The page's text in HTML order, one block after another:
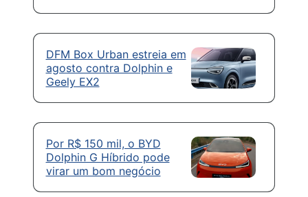
DFM Box Urban estreia em
agosto contra Dolphin e
Geely EX2
Por R$ 150 mil, o BYD
Dolphin G Híbrido pode
virar um bom negócio